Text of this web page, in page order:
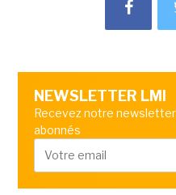
NEWSLETTER LMI
Recevez notre
abonnés